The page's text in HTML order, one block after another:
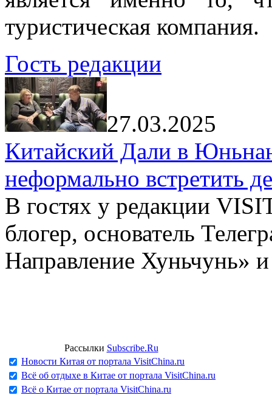
туристическая компания.
Гость редакции
27.03.2025
Китайский Дали в
неформально встретить
В гостях у редакции
блогер, основатель
Направление Хуньчунь»
Рассылки Subscribe.Ru
Новости Китая от портала VisitChina.ru
Всё об отдыхе в Китае от портала VisitChina.ru
Всё о Китае от портала VisitChina.ru